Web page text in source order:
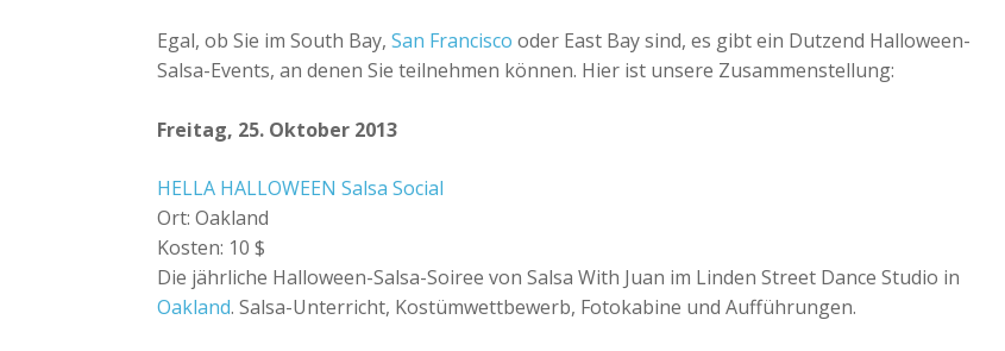
Egal, ob Sie im South Bay, San Francisco oder East Bay sind, es gibt ein Dutzend Halloween-
Salsa-Events, an denen Sie teilnehmen können. Hier ist unsere Zusammenstellung:
Freitag, 25. Oktober 2013
HELLA HALLOWEEN Salsa Social
Ort: Oakland
Kosten: 10 $
Die jährliche Halloween-Salsa-Soiree von Salsa With Juan im Linden Street Dance Studio in
Oakland. Salsa-Unterricht, Kostümwettbewerb, Fotokabine und Aufführungen.